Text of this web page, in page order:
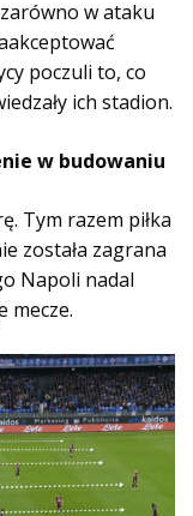
w ataku
poczuli to, co
ich stadion.
w budowaniu
Tym razem piłka
została zagrana
Napoli nadal
mecze.